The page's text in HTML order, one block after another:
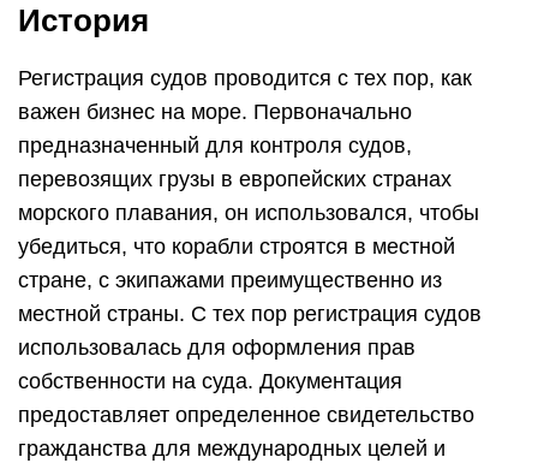
История
Регистрация судов проводится с тех пор, как
важен бизнес на море. Первоначально
предназначенный для контроля судов,
перевозящих грузы в европейских странах
морского плавания, он использовался, чтобы
убедиться, что корабли строятся в местной
стране, с экипажами преимущественно из
местной страны. С тех пор регистрация судов
использовалась для оформления прав
собственности на суда. Документация
предоставляет определенное свидетельство
гражданства для международных целей и